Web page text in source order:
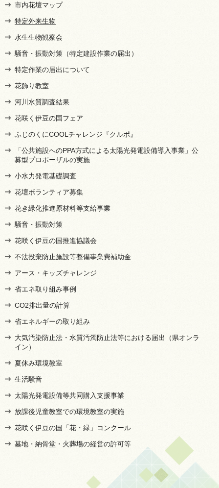
市内花壇マップ
特定外来生物
水生生物観察会
騒音・振動対策（特定建設作業の届出）
特定作業の届出について
花飾り教室
河川水質調査結果
花咲く伊豆の国フェア
ふじのくにCOOLチャレンジ『クルポ』
「公共施設へのPPA方式による太陽光発電設備導入事業」公
募型プロポーザルの実施
小水力発電基礎調査
花壇ボランティア募集
花き緑化推進原材料等支給事業
騒音・振動対策
花咲く伊豆の国推進協議会
不法投棄防止施設等整備事業費補助金
アース・キッズチャレンジ
省エネ取り組み事例
CO2排出量の計算
省エネルギーの取り組み
大気汚染防止法・水質汚濁防止法等における届出（県オンラ
イン）
夏休み環境教室
生活騒音
太陽光発電設備等共同購入支援事業
放課後児童教室での環境教室の実施
花咲く伊豆の国「花・緑」コンクール
墓地・納骨堂・火葬場の経営の許可等